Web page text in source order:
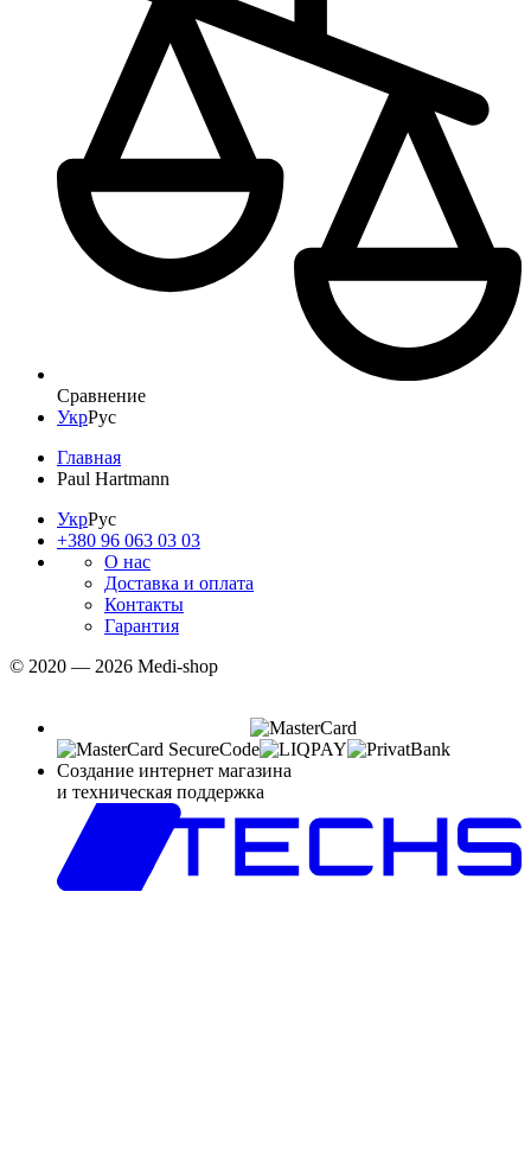
Сравнение
УкрРус
Главная
Paul Hartmann
УкрРус
+380 96 063 03 03
О нас
Доставка и оплата
Контакты
Гарантия
© 2020 — 2026 Medi-shop
Создание интернет магазина
и техническая поддержка